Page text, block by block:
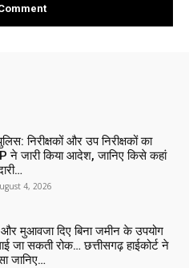
निरीक्षकों और उप निरीक्षकों का
ने जारी किया आदेश, जानिए किसे कहां
4, 2026
मुआवजा दिए बिना जमीन के उपयोग
जा सकती रोक… छत्तीसगढ़ हाईकोर्ट ने
जानिए…